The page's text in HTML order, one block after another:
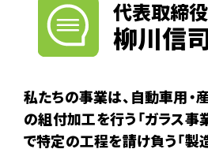
代表取締
柳川信
私たちの事業は、自動車用・
の組付加工を行う「ガラス事
で特定の工程を請け負う「製